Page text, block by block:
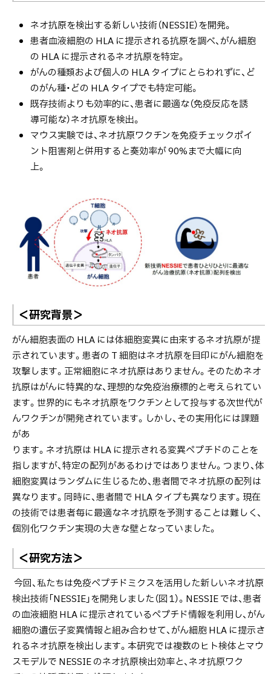
ネオ抗原を検出する新しい技術（NESSIE）を開発。
患者血液細胞の HLA に提示される抗原を調べ、がん細胞
の HLA に提示されるネオ抗原を特定。
がんの種類および個人の HLA タイプにとらわれずに、ど
のがん種・どの HLA タイプでも特定可能。
既存技術よりも効率的に、患者に最適な（免疫反応を誘
導可能な）ネオ抗原を検出。
マウス実験では、ネオ抗原ワクチンを免疫チェックポイ
ント阻害剤と併用すると奏効率が 90%まで大幅に向
上。
＜研究背景＞
がん細胞表面の HLA には体細胞変異に由来するネオ抗原が提
示されています。患者の T 細胞はネオ抗原を目印にがん細胞を
攻撃します。正常細胞にネオ抗原はありません。そのためネオ
抗原はがんに特異的な、理想的な免疫治療標的と考えられてい
ます。世界的にもネオ抗原をワクチンとして投与する次世代が
んワクチンが開発されています。しかし、その実用化には課題
があ
ります。ネオ抗原は HLA に提示される変異ペプチドのことを
指しますが、特定の配列があるわけではありません。つまり、体
細胞変異はランダムに生じるため、患者間でネオ抗原の配列は
異なります。同時に、患者間で HLA タイプも異なります。現在
の技術では患者毎に最適なネオ抗原を予測することは難しく、
個別化ワクチン実現の大きな壁となっていました。
＜研究方法＞
今回、私たちは免疫ペプチドミクスを活用した新しいネオ抗原
検出技術「NESSIE」を開発しました（図 1）。NESSIE では、患者
の血液細胞 HLA に提示されているペプチド情報を利用し、がん
細胞の遺伝子変異情報と組み合わせて、がん細胞 HLA に提示さ
れるネオ抗原を検出します。本研究では複数のヒト検体とマウ
スモデルで NESSIE のネオ抗原検出効率と、ネオ抗原ワク